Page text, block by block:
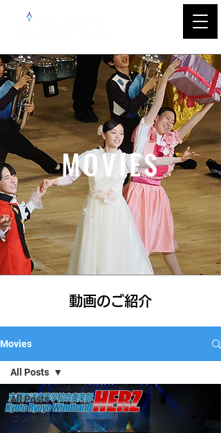
MOVIES
​動画のご紹介
Movies
All Posts
コンサート
All Posts